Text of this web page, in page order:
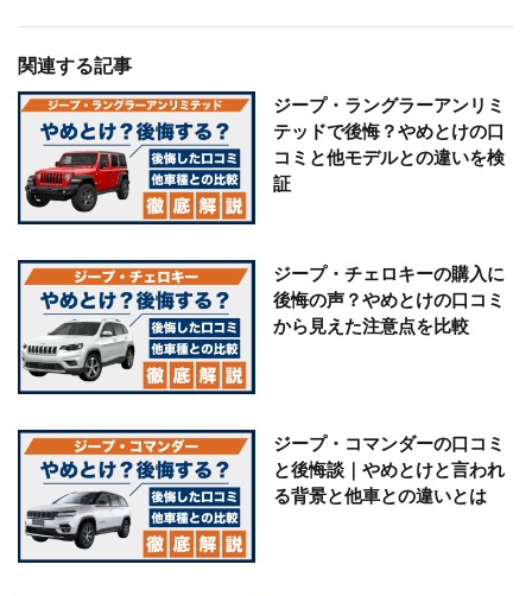
関連する記事
ジープ・ラングラーアンリミ
テッドで後悔？やめとけの口
コミと他モデルとの違いを検
証
ジープ・チェロキーの購入に
後悔の声？やめとけの口コミ
から見えた注意点を比較
ジープ・コマンダーの口コミ
と後悔談｜やめとけと言われ
る背景と他車との違いとは